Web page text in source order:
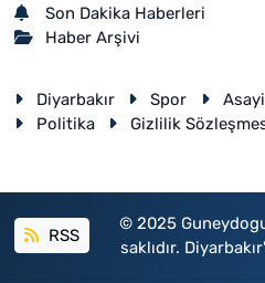
Son Dakika Haberleri
Haber Arşivi
Diyarbakır Spor
Politika
Gizlilik
RSS
© 2025
saklıdır.